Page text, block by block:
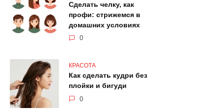
Сделать челку, как
профи: стрижемся в
домашних условиях
0
КРАСОТА
Как сделать кудри без
плойки и бигуди
0